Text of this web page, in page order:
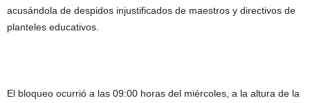
acusándola de despidos injustificados de maestros y directivos de
planteles educativos.
El bloqueo ocurrió a las 09:00 horas del miércoles, a la altura de la